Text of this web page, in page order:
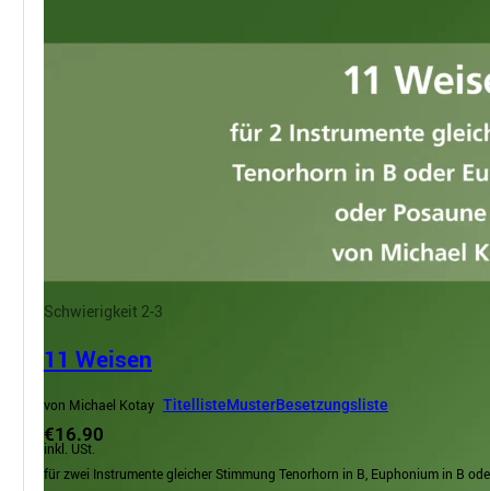
Schwierigkeit 2-3
11 Weisen
von Michael Kotay TitellisteMusterBesetzungsliste
€16.90
inkl. USt.
für zwei Instrumente gleicher Stimmung Tenorhorn in B, Euphonium in B